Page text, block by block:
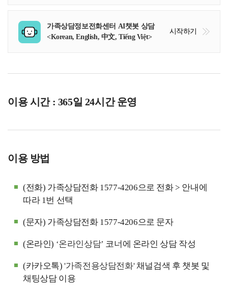
가족상담정보전화센터 AI챗봇 상담
<Korean, English, 中文, Tiếng Việt>
시작하기
이용 시간 : 365일 24시간 운영
이용 방법
(전화) 가족상담전화 1577-4206으로 전화 > 안내에
따라 1번 선택
(문자) 가족상담전화 1577-4206으로 문자
(온라인) ‘온라인상담’ 코너에 온라인 상담 작성
(카카오톡)'가족전용상담전화'채널검색 후 챗봇 및
채팅상담 이용